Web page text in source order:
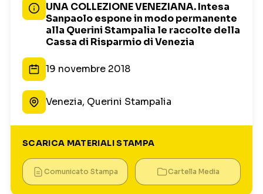
UNA COLLEZIONE VENEZIANA. Intesa
Sanpaolo espone in modo permanente
alla Querini Stampalia le raccolte della
Cassa di Risparmio di Venezia
19 novembre 2018
Venezia, Querini Stampalia
SCARICA MATERIALI STAMPA
Comunicato Stampa Cartella Media